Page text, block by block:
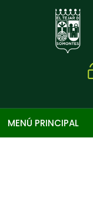
MENÚ PRINCIPAL